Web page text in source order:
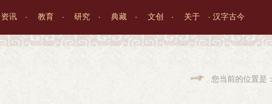
资讯 教育 研究 典藏 文创 关于 汉字古今
 
 您当前的位置是：